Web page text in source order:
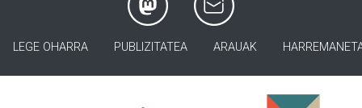
LEGE OHARRA PUBLIZITATEA ARAUAK